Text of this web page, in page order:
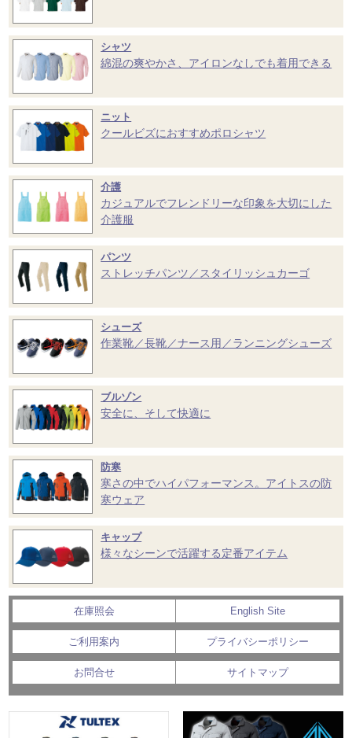
シャツ
綿混の爽やかさ、アイロンなしでも着用できる
ニット
クールビズにおすすめポロシャツ
介護
カジュアルでフレンドリーな印象を大切にした
介護服
パンツ
ストレッチパンツ／スタイリッシュカーゴ
シューズ
作業靴／長靴／ナース用／ランニングシューズ
ブルゾン
安全に、そして快適に
防寒
寒さの中でハイパフォーマンス。アイトスの防
寒ウェア
キャップ
様々なシーンで活躍する定番アイテム
在庫照会 English Site
ご利用案内 プライバシーポリシー
お問合せ サイトマップ